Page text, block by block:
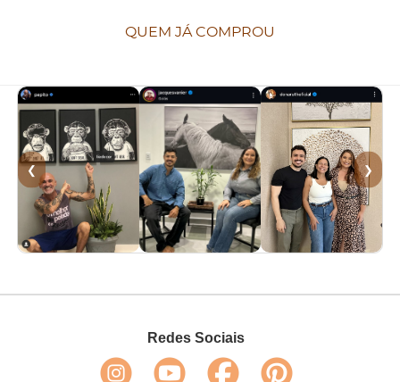
QUEM JÁ COMPROU
❮ ❯
Redes Sociais